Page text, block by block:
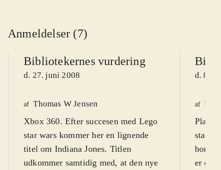
Anmeldelser (7)
Bibliotekernes vurdering
d. 27. juni 2008
af Thomas W Jensen
Xbox 360. Efter succesen med Lego
star wars kommer her en lignende
titel om Indiana Jones. Titlen
udkommer samtidig med, at den nye
d. 8.
af
star
bord i
er det